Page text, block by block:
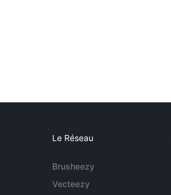
Le Réseau
Brusheezy
Vecteezy